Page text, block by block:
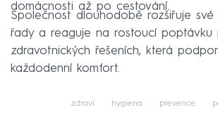
domácnosti až po cestování.
Společnost dlouhodobě rozšiřuje své
řady a reaguje na rostoucí poptávku
zdravotnických řešeních, která
každodenní komfort.
zdraví hygiena prevence